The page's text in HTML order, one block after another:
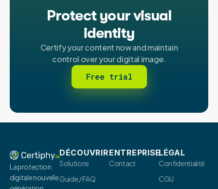
Protect your visual
identity
Certify your content now and maintain
control over your digital image.
Free trial
La protection
digitale nouvelle
DÉCOUVRIR
Solutions
Guide / FAQ
ENTREPRISE
Contact
LÉGAL
Confidentialité
CGU